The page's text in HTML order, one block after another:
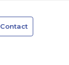
Contact